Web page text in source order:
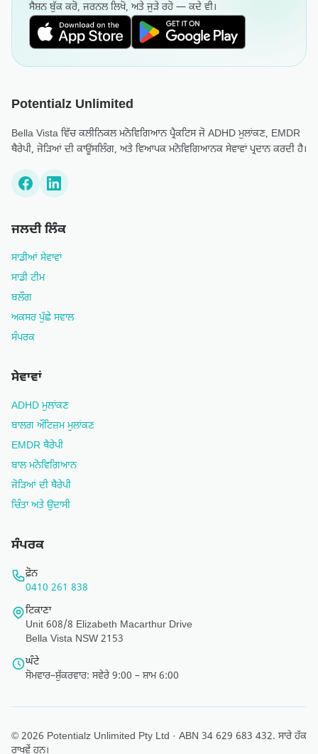
ਸੈਸ਼ਨ ਬੁੱਕ ਕਰੋ, ਜਰਨਲ ਲਿਖੋ, ਅਤੇ ਜੁੜੇ ਰਹੋ — ਕਦੇ ਵੀ।
Potentialz Unlimited
Bella Vista ਵਿੱਚ ਕਲੀਨਿਕਲ ਮਨੋਵਿਗਿਆਨ ਪ੍ਰੈਕਟਿਸ ਜੋ ADHD ਮੁਲਾਂਕਣ, EMDR
ਥੈਰੇਪੀ, ਜੋੜਿਆਂ ਦੀ ਕਾਊਂਸਲਿੰਗ, ਅਤੇ ਵਿਆਪਕ ਮਨੋਵਿਗਿਆਨਕ ਸੇਵਾਵਾਂ ਪ੍ਰਦਾਨ ਕਰਦੀ ਹੈ।
ਜਲਦੀ ਲਿੰਕ
ਸਾਡੀਆਂ ਸੇਵਾਵਾਂ
ਸਾਡੀ ਟੀਮ
ਬਲੌਗ
ਅਕਸਰ ਪੁੱਛੇ ਸਵਾਲ
ਸੰਪਰਕ
ਸੇਵਾਵਾਂ
ADHD ਮੁਲਾਂਕਣ
ਬਾਲਗ ਔਟਿਜ਼ਮ ਮੁਲਾਂਕਣ
EMDR ਥੈਰੇਪੀ
ਬਾਲ ਮਨੋਵਿਗਿਆਨ
ਜੋੜਿਆਂ ਦੀ ਥੈਰੇਪੀ
ਚਿੰਤਾ ਅਤੇ ਉਦਾਸੀ
ਸੰਪਰਕ
ਫ਼ੋਨ
0410 261 838
ਟਿਕਾਣਾ
Unit 608/8 Elizabeth Macarthur Drive
Bella Vista NSW 2153
ਘੰਟੇ
ਸੋਮਵਾਰ–ਸ਼ੁੱਕਰਵਾਰ: ਸਵੇਰੇ 9:00 – ਸ਼ਾਮ 6:00
© 2026 Potentialz Unlimited Pty Ltd · ABN 34 629 683 432. ਸਾਰੇ ਹੱਕ
ਰਾਖਵੇਂ ਹਨ।